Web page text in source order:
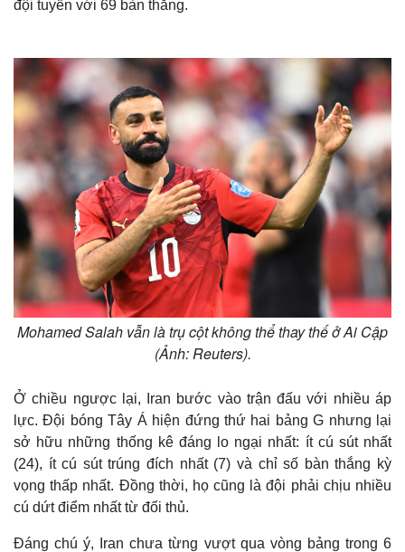
đội tuyển với 69 bàn thắng.
Mohamed Salah vẫn là trụ cột không thể thay thế ở Ai Cập
(Ảnh: Reuters).
Ở chiều ngược lại, Iran bước vào trận đấu với nhiều áp
lực. Đội bóng Tây Á hiện đứng thứ hai bảng G nhưng lại
sở hữu những thống kê đáng lo ngại nhất: ít cú sút nhất
(24), ít cú sút trúng đích nhất (7) và chỉ số bàn thắng kỳ
vọng thấp nhất. Đồng thời, họ cũng là đội phải chịu nhiều
cú dứt điểm nhất từ đối thủ.
Đáng chú ý, Iran chưa từng vượt qua vòng bảng trong 6